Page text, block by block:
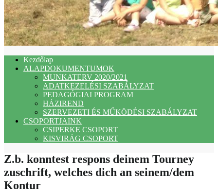
Kezdőlap
ALAPDOKUMENTUMOK
MUNKATERV 2020/2021
ADATKEZELÉSI SZABÁLYZAT
PEDAGÓGIAI PROGRAM
HÁZIREND
SZERVEZETI ÉS MŰKÖDÉSI SZABÁLYZAT
CSOPORTJAINK
CSIPERKE CSOPORT
KISVIRÁG CSOPORT
Z.b. konntest respons deinem Tourney
zuschrift, welches dich an seinem/dem
Kontur